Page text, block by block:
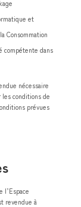
et
Consommation
compétente dans
nécessaire
conditions de
prévues
l’Espace
revendue à